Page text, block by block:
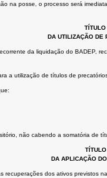
na posse, o processo será
TÍTULO
DA UTILIZAÇÃO DE
da liquidação do BADEP,
a utilização de títulos de
não cabendo a somatória de
DA APLICAÇÃO
dos ativos